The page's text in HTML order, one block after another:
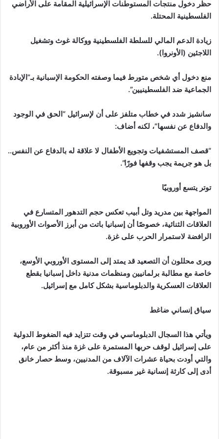
حظر دخول منتجات المستوطنات الإسرائيلية المقامة على الأراضي
الفلسطينية المحتلة.
زيادة الدعم المالي للسلطة الفلسطينية ووكالة غوث وتشغيل
اللاجئين (الأونروا).
منع دخول أي شخص متورط فيما وصفته الحكومة الإسبانية بـ”الإبادة
الجماعية ضد الفلسطينيين”.
سانشيز شدد في خطاب متلفز على أن لإسرائيل “الحق في الوجود
والدفاع عن نفسها”، لكنه أضاف:
“قصف المستشفيات وتجويع الأطفال لا علاقة له بالدفاع عن النفس..
بل هو جريمة يجب وقفها فورًا”.
توتر يتسع أوروبيًا
المواجهة بين مدريد وتل أبيب تعكس حجم التدهور المتسارع في
العلاقات الثنائية، خصوصًا أن إسبانيا باتت من أبرز الأصوات الأوروبية
الرافضة لاستمرار الحرب على غزة.
ويرى محللون أن التصعيد قد يمتد إلى المستوى الأوروبي الأوسع،
خاصة مع مطالبة برلمانيين ومنظمات مدنية داخل إسبانيا بقطع
العلاقات العسكرية والدبلوماسية بشكل كامل مع إسرائيل.
سياق إنساني ضاغط
ويأتي هذا السجال الدبلوماسي في وقت تتزايد فيه الضغوط الدولية
على إسرائيل لوقف حربها المستمرة على غزة منذ أكثر من عام،
والتي أودت بحياة عشرات الآلاف من المدنيين، وسط حصار خانق
أدى إلى كارثة إنسانية غير مسبوقة.